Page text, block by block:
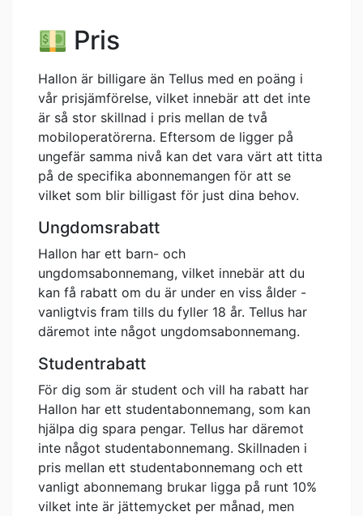
Pris
Hallon är billigare än Tellus med en poäng i
vår prisjämförelse, vilket innebär att det inte
är så stor skillnad i pris mellan de två
mobiloperatörerna. Eftersom de ligger på
ungefär samma nivå kan det vara värt att titta
på de specifika abonnemangen för att se
vilket som blir billigast för just dina behov.
Ungdomsrabatt
Hallon har ett barn- och
ungdomsabonnemang, vilket innebär att du
kan få rabatt om du är under en viss ålder -
vanligtvis fram tills du fyller 18 år. Tellus har
däremot inte något ungdomsabonnemang.
Studentrabatt
För dig som är student och vill ha rabatt har
Hallon har ett studentabonnemang, som kan
hjälpa dig spara pengar. Tellus har däremot
inte något studentabonnemang. Skillnaden i
pris mellan ett studentabonnemang och ett
vanligt abonnemang brukar ligga på runt 10%
vilket inte är jättemycket per månad, men